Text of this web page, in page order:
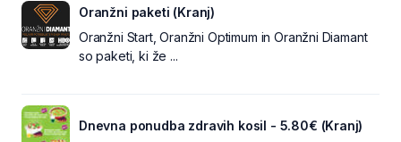
Oranžni paketi (Kranj)
Oranžni Start, Oranžni Optimum in Oranžni Diamant
so paketi, ki že ...
Dnevna ponudba zdravih kosil - 5.80€ (Kranj)